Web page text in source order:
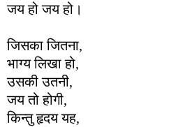
जय हो जय हो।
जिसका जितना,
भाग्य लिखा हो,
उसकी उतनी,
जय तो होगी,
किन्तु हृदय यह,